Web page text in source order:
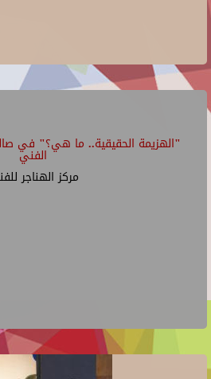
"الهزيمة الحقيقية.. ما هي؟" في
الفني
مركز الهناجر